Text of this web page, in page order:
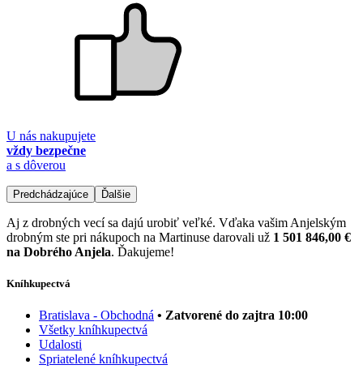
U nás nakupujete
vždy bezpečne
a s dôverou
Predchádzajúce Ďalšie
Aj z drobných vecí sa dajú urobiť veľké. Vďaka vašim Anjelským
drobným ste pri nákupoch na Martinuse darovali už 1 501 846,00 €
na Dobrého Anjela. Ďakujeme!
Kníhkupectvá
Bratislava - Obchodná • Zatvorené do zajtra 10:00
Všetky kníhkupectvá
Udalosti
Spriatelené kníhkupectvá